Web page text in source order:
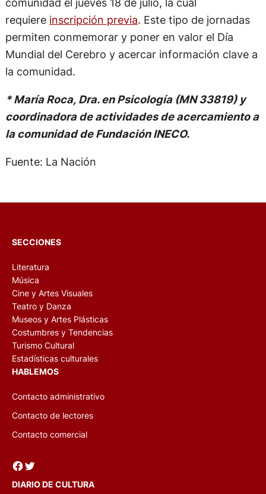
requiere inscripción previa. Este tipo de jornadas
permiten conmemorar y poner en valor el Día
Mundial del Cerebro y acercar información clave a
la comunidad.
* María Roca, Dra. en Psicología (MN 33819) y
coordinadora de actividades de acercamiento a
la comunidad de Fundación INECO.
Fuente: La Nación
SECCIONES
Literatura
Música
Cine y Artes Visuales
Teatro y Danza
Museos y Artes Plásticas
Costumbres y Tendencias
Turismo Cultural
Estadísticas culturales
HABLEMOS
Contacto administrativo
Contacto de lectores
Contacto comercial
Facebook Twitter
DIARIO DE CULTURA